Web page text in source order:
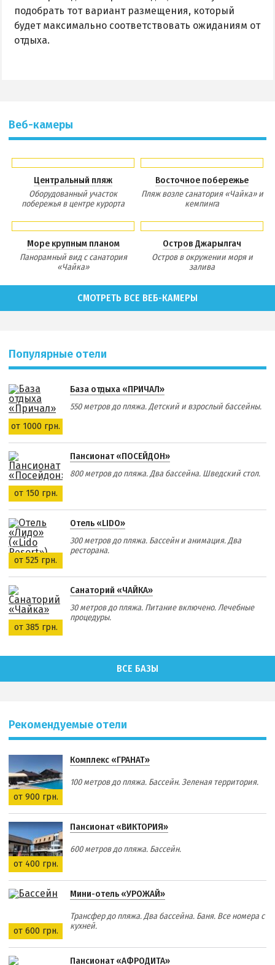
подобрать тот вариант размещения, который
будет максимально соответствовать ожиданиям от
отдыха.
Веб-камеры
Центральный пляж
Оборудованный участок
побережья в центре курорта
Восточное побережье
Пляж возле санатория «Чайка» и
кемпинга
Море крупным планом
Панорамный вид с санатория
«Чайка»
Остров Джарылгач
Остров в окружении моря и
залива
СМОТРЕТЬ ВСЕ ВЕБ-КАМЕРЫ
Популярные отели
от 1000 грн.
База отдыха «ПРИЧАЛ»
550 метров до пляжа. Детский и взрослый бассейны.
от 150 грн.
Пансионат «ПОСЕЙДОН»
800 метров до пляжа. Два бассейна. Шведский стол.
от 525 грн.
Отель «LIDO»
300 метров до пляжа. Бассейн и анимация. Два
ресторана.
от 385 грн.
Санаторий «ЧАЙКА»
30 метров до пляжа. Питание включено. Лечебные
процедуры.
ВСЕ БАЗЫ
Рекомендуемые отели
от 900 грн.
Комплекс «ГРАНАТ»
100 метров до пляжа. Бассейн. Зеленая территория.
от 400 грн.
Пансионат «ВИКТОРИЯ»
600 метров до пляжа. Бассейн.
от 600 грн.
Мини-отель «УРОЖАЙ»
Трансфер до пляжа. Два бассейна. Баня. Все номера с
кухней.
Пансионат «АФРОДИТА»